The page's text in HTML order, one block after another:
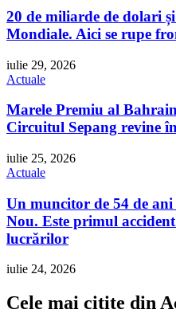
20 de miliarde de dolari
Mondiale. Aici se rupe
iulie 29, 2026
Actuale
Marele Premiu al
Circuitul Sepang revine
iulie 25, 2026
Actuale
Un muncitor de 54 de
Nou. Este primul
lucrărilor
iulie 24, 2026
Cele mai citite din